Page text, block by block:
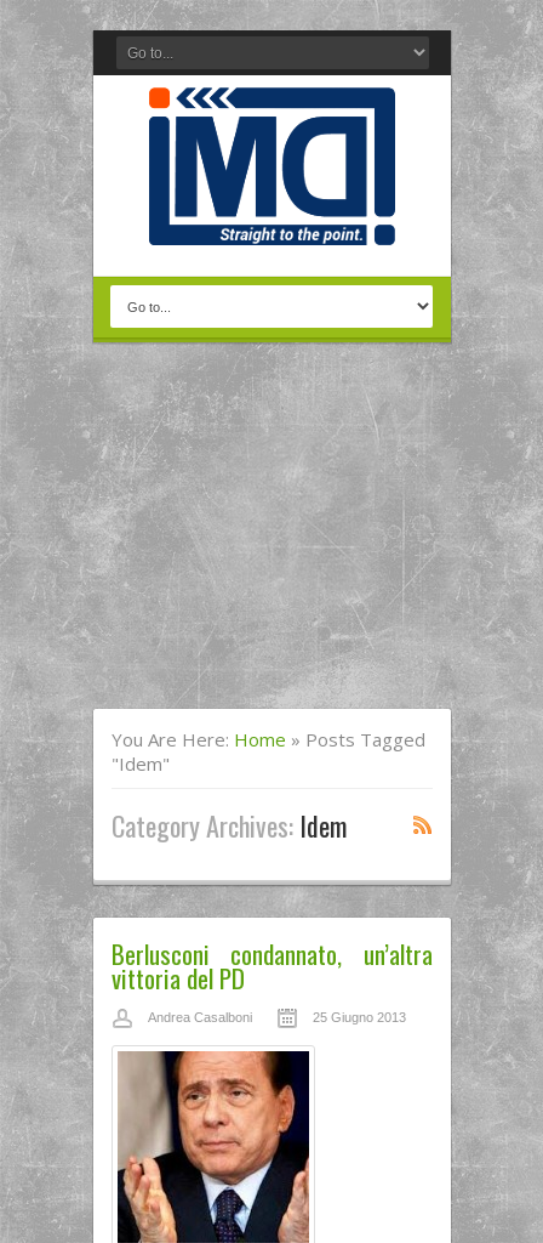
You Are Here: Home » Posts Tagged
"Idem"
Category Archives: Idem
Berlusconi condannato, un’altra
vittoria del PD
Andrea Casalboni 25 Giugno 2013